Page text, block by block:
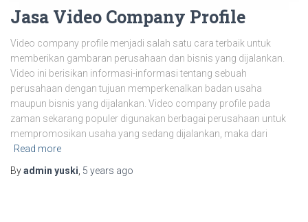
Jasa Video Company Profile
Video company profile menjadi salah satu cara terbaik untuk
memberikan gambaran perusahaan dan bisnis yang dijalankan.
Video ini berisikan informasi-informasi tentang sebuah
perusahaan dengan tujuan memperkenalkan badan usaha
maupun bisnis yang dijalankan. Video company profile pada
zaman sekarang populer digunakan berbagai perusahaan untuk
mempromosikan usaha yang sedang dijalankan, maka dari
Read more
Byadmin yuski 5 years ago